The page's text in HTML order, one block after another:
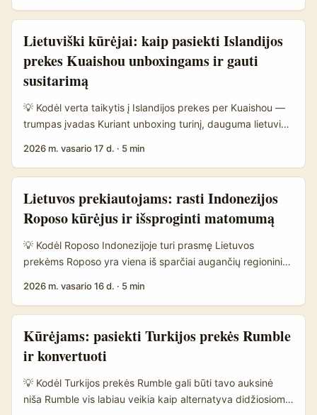
puikiai tinka trumpos video nuorodoms, iššūkiams bei
grupiniam dalijimuisi. Jei tavo prekės ženklas nori greito
eksperimentinio pasiekiamumo Centrinėje Europoje,
pigesnis ir autentiškesnis nei įėjimas per didžiulius TikTok
influencerius. ...
Lietuviški kūrėjai: kaip pasiekti Islandijos
prekes Kuaishou unboxingams ir gauti
susitarimą
💡 Kodėl verta taikytis į Islandijos prekes per Kuaishou —
trumpas įvadas Kuriant unboxing turinį, dauguma lietuvių
svarbus žaidėjas Azijos rinkoje, kur unboxing video ir live
gamintojus, dizainerius ar mažmenines parduotuves),
Kuaishou gali tapti tarpininku: azijietiška auditorija, greiti
pirkimo sprendimai ir platformos įrankiai, skirti produktų
demonstracijai. ...
2026 m. vasario 17 d. · 5 min
Lietuvos prekiautojams: rasti Indonezijos
Roposo kūrėjus ir išsproginti matomumą
💡 Kodėl Roposo Indonezijoje turi prasmę Lietuvos
prekėms Roposo yra viena iš sparčiai augančių regioninių
kraštuose — vietos auditorija vertina autentišką turinį,
testuoti produktų konceptą už Lietuvos ribų, Roposo
kūrėjai gali suteikti pigų, greitą ir kultūriškai tikrą
exposure. Globalūs žaidėjai ir acceleratoriai (pvz.,
Reference Content minimi startupai ir InfluSense) rodo,
kad kūrėjų ekonomika sparčiai profesionalėja —
2026 m. vasario 16 d. · 5 min
Kūrėjams: pasiekti Turkijos prekės Rumble
ir konvertuoti
💡 Kodėl Turkijos prekės Rumble gali būti tavo auksinė
niša Rumble vis labiau veikia kaip alternatyva didžiosioms